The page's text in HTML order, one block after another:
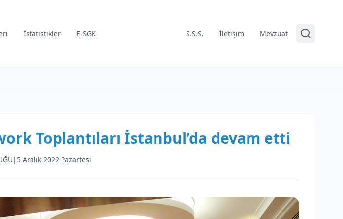
İstatistikler E-SGK S.S.S. İletişim Mevzuat
Toplantıları İstanbul’da devam etti
| 5 Aralık 2022 Pazartesi